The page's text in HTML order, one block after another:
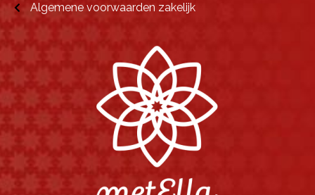
Algemene voorwaarden zakelijk